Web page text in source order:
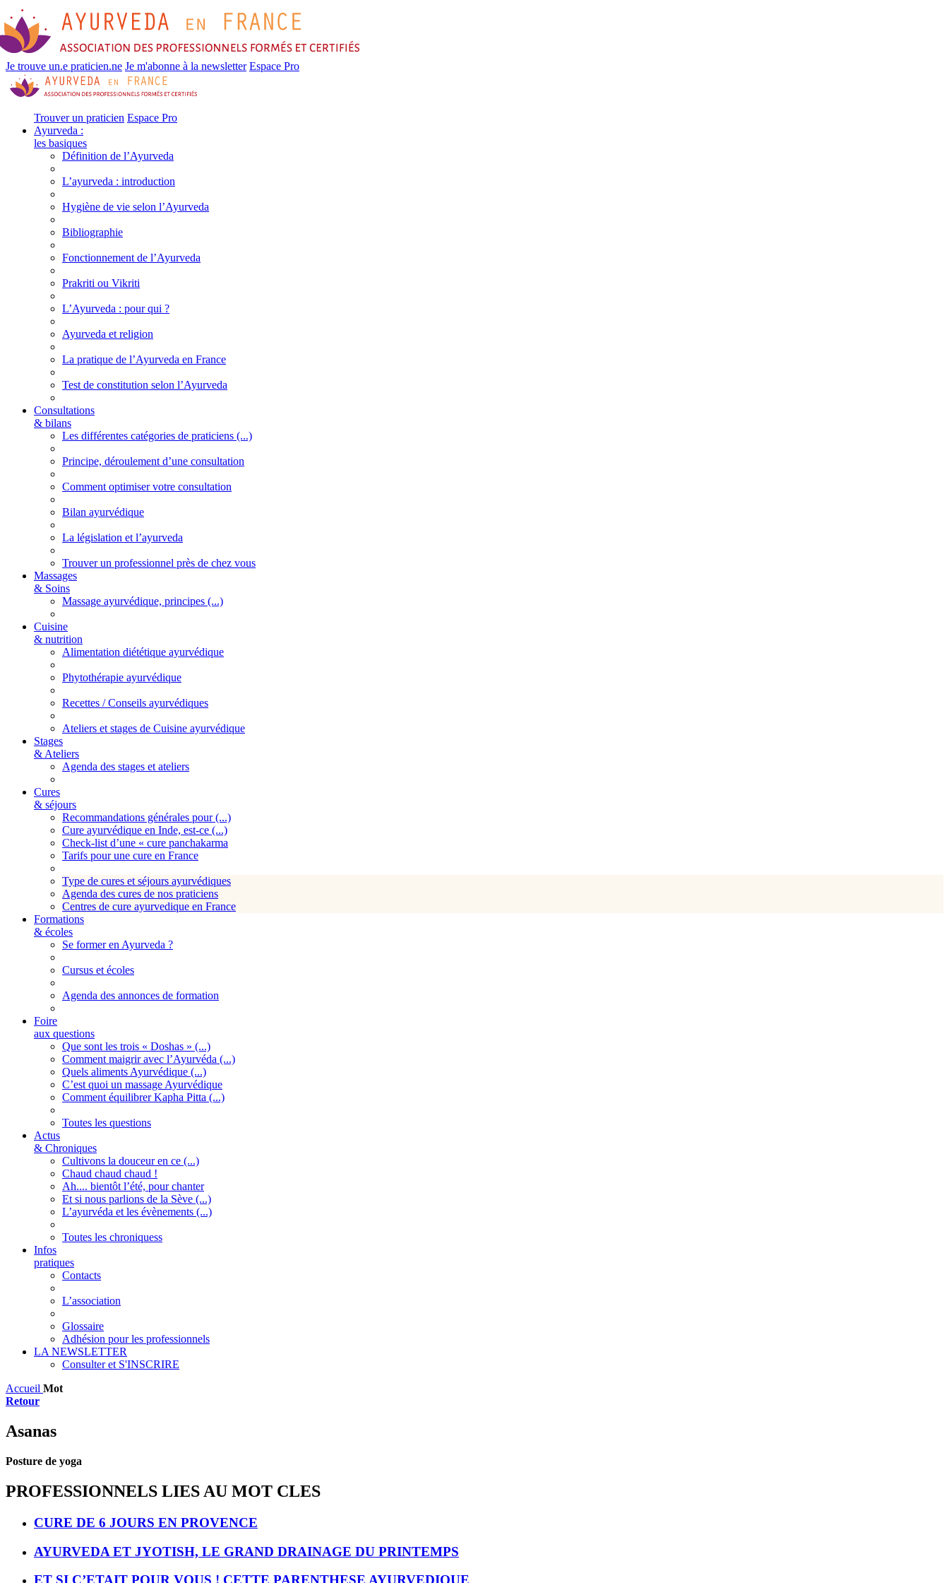
Je trouve un.e praticien.ne Je m'abonne à la newsletter Espace Pro
Trouver un praticien Espace Pro
Ayurveda :
les basiques
Définition de l’Ayurveda
L’ayurveda : introduction
Hygiène de vie selon l’Ayurveda
Bibliographie
Fonctionnement de l’Ayurveda
Prakriti ou Vikriti
L’Ayurveda : pour qui ?
Ayurveda et religion
La pratique de l’Ayurveda en France
Test de constitution selon l’Ayurveda
Consultations
& bilans
Les différentes catégories de praticiens (...)
Principe, déroulement d’une consultation
Comment optimiser votre consultation
Bilan ayurvédique
La législation et l’ayurveda
Trouver un professionnel près de chez vous
Massages
& Soins
Massage ayurvédique, principes (...)
Cuisine
& nutrition
Alimentation diététique ayurvédique
Phytothérapie ayurvédique
Recettes / Conseils ayurvédiques
Ateliers et stages de Cuisine ayurvédique
Stages
& Ateliers
Agenda des stages et ateliers
Cures
& séjours
Recommandations générales pour (...)
Cure ayurvédique en Inde, est-ce (...)
Check-list d’une « cure panchakarma
Tarifs pour une cure en France
Type de cures et séjours ayurvédiques
Agenda des cures de nos praticiens
Centres de cure ayurvedique en France
Formations
& écoles
Se former en Ayurveda ?
Cursus et écoles
Agenda des annonces de formation
Foire
aux questions
Que sont les trois « Doshas » (...)
Comment maigrir avec l’Ayurvéda (...)
Quels aliments Ayurvédique (...)
C’est quoi un massage Ayurvédique
Comment équilibrer Kapha Pitta (...)
Toutes les questions
Actus
& Chroniques
Cultivons la douceur en ce (...)
Chaud chaud chaud !
Ah.... bientôt l’été, pour chanter
Et si nous parlions de la Sève (...)
L’ayurvéda et les évènements (...)
Toutes les chroniquess
Infos
pratiques
Contacts
L’association
Glossaire
Adhésion pour les professionnels
LA NEWSLETTER
Consulter et S'INSCRIRE
Accueil Mot
Retour
Asanas
Posture de yoga
PROFESSIONNELS LIES AU MOT CLES
CURE DE 6 JOURS EN PROVENCE
AYURVEDA ET JYOTISH, LE GRAND DRAINAGE DU PRINTEMPS